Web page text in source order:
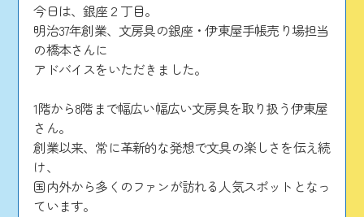
今日は、銀座２丁目。
明治37年創業、文房具の銀座・伊東屋手帳売り場担当
の橋本さんに
アドバイスをいただきました。
1階から8階まで幅広い幅広い文房具を取り扱う伊東屋
さん。
創業以来、常に革新的な発想で文具の楽しさを伝え続
け、
国内外から多くのファンが訪れる人気スポットとなっ
ています。